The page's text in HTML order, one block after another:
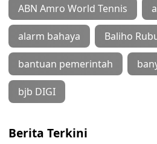
ABN Amro World Tennis
alarm bahaya Baliho
bantuan pemerintah
bjb DIGI
Berita Terkini